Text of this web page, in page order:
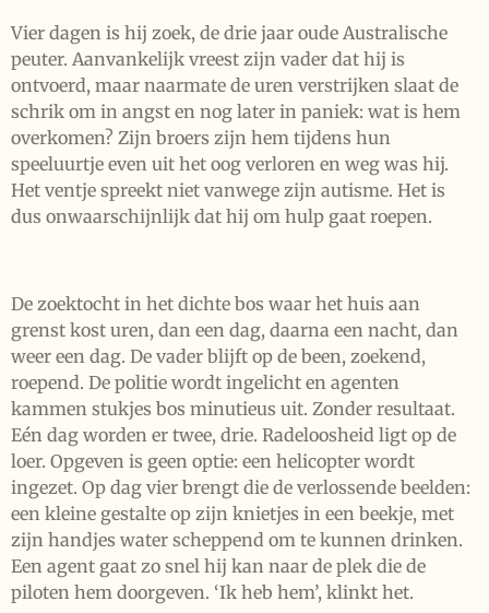
Vier dagen is hij zoek, de drie jaar oude Australische
peuter. Aanvankelijk vreest zijn vader dat hij is
ontvoerd, maar naarmate de uren verstrijken slaat de
schrik om in angst en nog later in paniek: wat is hem
overkomen? Zijn broers zijn hem tijdens hun
speeluurtje even uit het oog verloren en weg was hij.
Het ventje spreekt niet vanwege zijn autisme. Het is
dus onwaarschijnlijk dat hij om hulp gaat roepen.
De zoektocht in het dichte bos waar het huis aan
grenst kost uren, dan een dag, daarna een nacht, dan
weer een dag. De vader blijft op de been, zoekend,
roepend. De politie wordt ingelicht en agenten
kammen stukjes bos minutieus uit. Zonder resultaat.
Eén dag worden er twee, drie. Radeloosheid ligt op de
loer. Opgeven is geen optie: een helicopter wordt
ingezet. Op dag vier brengt die de verlossende beelden:
een kleine gestalte op zijn knietjes in een beekje, met
zijn handjes water scheppend om te kunnen drinken.
Een agent gaat zo snel hij kan naar de plek die de
piloten hem doorgeven. ‘Ik heb hem’, klinkt het.